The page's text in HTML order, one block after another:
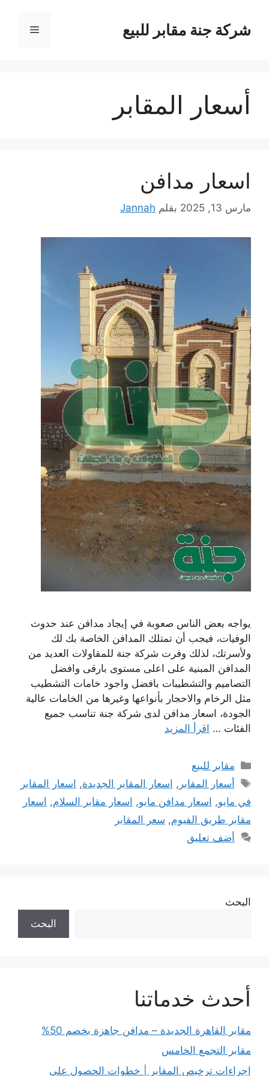
المحتوىشركة جنة مقابر للبيع القائمة
أسعار المقابر
اسعار مدافن
مارس 13, 2025 بقلم Jannah
يواجه بعض الناس صعوبة في إيجاد مدافن عند حدوث
الوفيات، فيجب أن تمتلك المدافن الخاصة بك لك
ولأسرتك، لذلك وفرت شركة جنة للمقاولات العديد من
المدافن المبنية على اعلى مستوى بارقى وافضل
التصاميم والتشطيبات بافضل واجود خامات التشطيب
مثل الرخام والاحجار بأنواعها وغيرها من الخامات عالية
الجودة، اسعار مدافن لدى شركة جنة تناسب جميع
الفئات … اقرأ المزيد
التصنيفات
مقابر للبيع
الوسوم
أسعار المقابر , اسعار المقابر الجديدة, اسعار المقابر
في مايو, اسعار مدافن مايو, اسعار مقابر السلام, اسعار
مقابر طريق الفيوم, سعر المقابر
أضف تعليق
البحث
البحث
أحدث خدماتنا
مقابر القاهرة الجديدة – مدافن جاهزة بخصم 50%
مقابر التجمع الخامس
إجراءات ترخيص المقابر | خطوات الحصول على